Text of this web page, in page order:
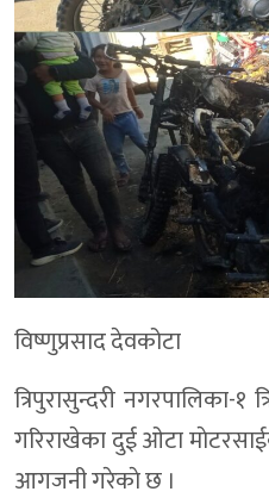
विष्णुप्रसाद देवकोटा
त्रिपुरासुन्दरी नगरपालिका-१
गरिराखेका दुई ओटा
आगजनी गरेकाे छ ।